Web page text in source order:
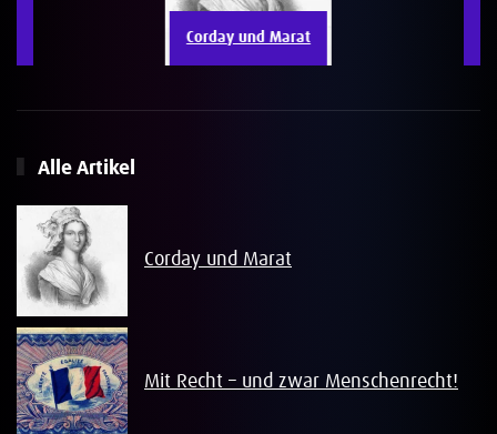
Corday und Marat
Alle Artikel
Corday und Marat
Mit Recht – und zwar Menschenrecht!